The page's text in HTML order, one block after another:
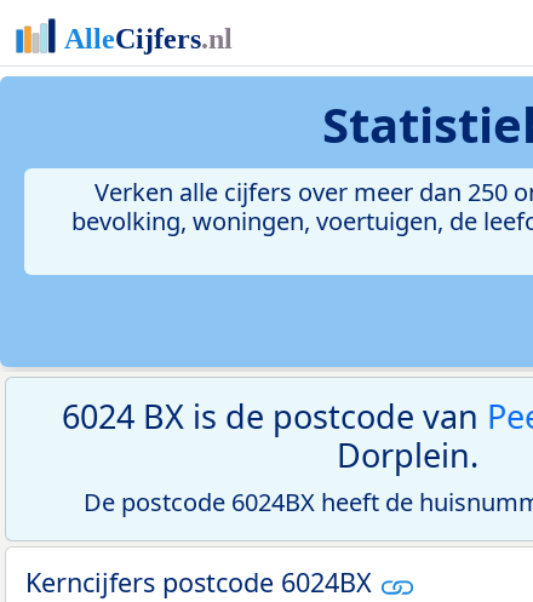
Verken alle cijfers over meer dan 250
bevolking, woningen, voertuigen, de
6024 BX is de postcode van
Dorplein.
De postcode 6024BX heeft de
Kerncijfers postcode 6024BX